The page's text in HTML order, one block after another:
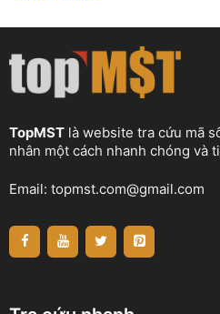
TopMST là website tra cứu mã
nhân một cách nhanh chóng và
Email: topmst.com@gmail.com